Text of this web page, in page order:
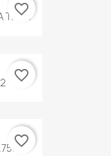
T.560
favorite_border
favorite_border
favorite_border